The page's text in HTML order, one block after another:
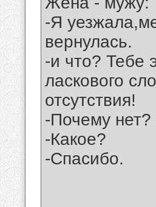
-Я
вернулась.
-и что? Тебе
ласкового
отсутствия!
-Почему нет?
-Какое?
-Спасибо.